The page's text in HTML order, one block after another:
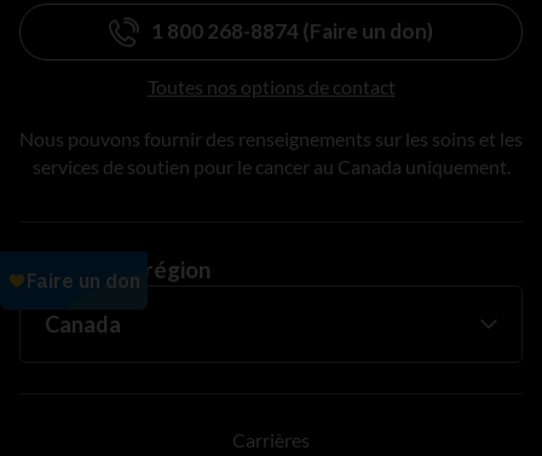
1 800 268-8874 (Faire un don)
Toutes nos options de contact
Nous pouvons fournir des renseignements sur les soins et les
services de soutien pour le cancer au Canada uniquement.
Changer de région
Carrières